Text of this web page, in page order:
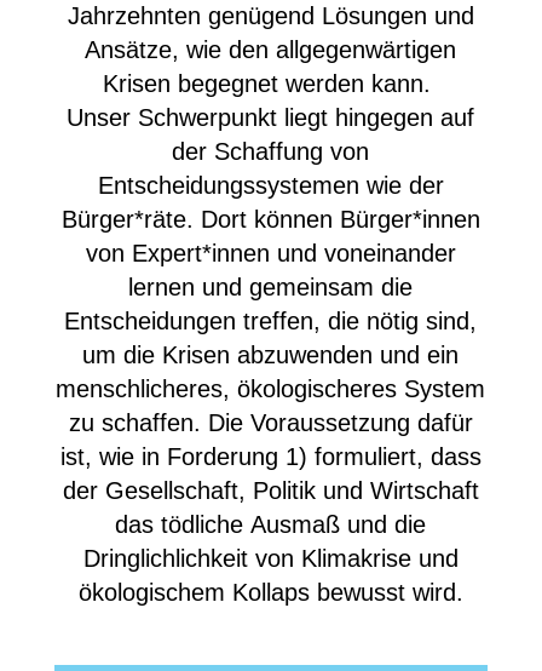
Jahrzehnten genügend Lösungen und
Ansätze, wie den allgegenwärtigen
Krisen begegnet werden kann.
Unser Schwerpunkt liegt hingegen auf
der Schaffung von
Entscheidungssystemen wie der
Bürger*räte. Dort können Bürger*innen
von Expert*innen und voneinander
lernen und gemeinsam die
Entscheidungen treffen, die nötig sind,
um die Krisen abzuwenden und ein
menschlicheres, ökologischeres System
zu schaffen. Die Voraussetzung dafür
ist, wie in Forderung 1) formuliert, dass
der Gesellschaft, Politik und Wirtschaft
das tödliche Ausmaß und die
Dringlichlichkeit von Klimakrise und
ökologischem Kollaps bewusst wird.